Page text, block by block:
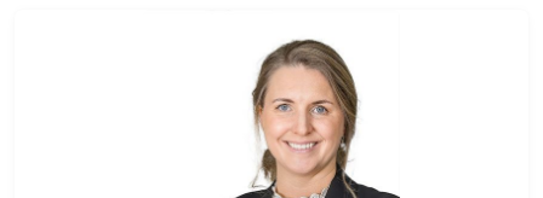
Fastighetsutdrag Mjölkeröd GA: 1
Fastighetsutdrag Mjölkeröd GA: 10